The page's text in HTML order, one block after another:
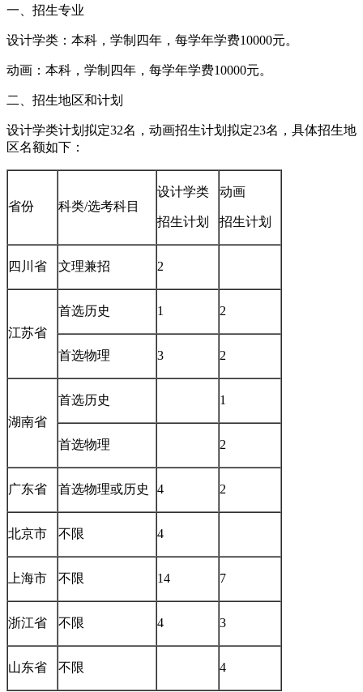
一、招生专业
设计学类：本科，学制四年，每学年学费10000元。
动画：本科，学制四年，每学年学费10000元。
二、招生地区和计划
设计学类计划拟定32名，动画招生计划拟定23名，具体招生地
区名额如下：
省份 科类/选考科目
设计学类
招生计划
动画
招生计划
四川省 文理兼招 2
江苏省
首选历史 1 2
首选物理 3 2
湖南省
首选历史 1
首选物理 2
广东省 首选物理或历史 4 2
北京市 不限 4
上海市 不限 14 7
浙江省 不限 4 3
山东省 不限 4